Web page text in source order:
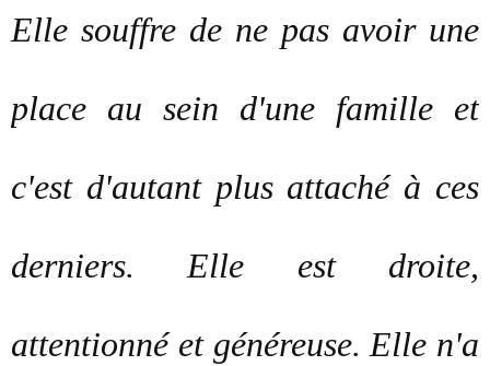
Elle souffre de ne pas avoir une
place au sein d'une famille et
c'est d'autant plus attaché à ces
derniers. Elle est droite,
attentionné et généreuse. Elle n'a